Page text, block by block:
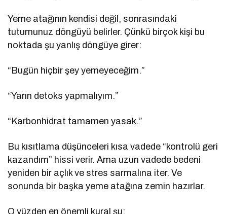
Yeme atağının kendisi değil, sonrasındaki
tutumunuz döngüyü belirler. Çünkü birçok kişi bu
noktada şu yanlış döngüye girer:
“Bugün hiçbir şey yemeyeceğim.”
“Yarın detoks yapmalıyım.”
“Karbonhidrat tamamen yasak.”
Bu kısıtlama düşünceleri kısa vadede “kontrolü geri
kazandım” hissi verir. Ama uzun vadede bedeni
yeniden bir açlık ve stres sarmalına iter. Ve
sonunda bir başka yeme atağına zemin hazırlar.
O yüzden en önemli kural şu: